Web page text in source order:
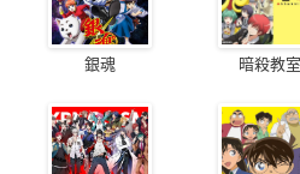
銀魂 暗殺教室